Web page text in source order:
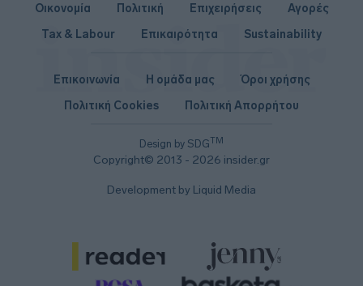
Οικονομία Πολιτική Επιχειρήσεις
Αγορές
Tax & Labour
Επικαιρότητα Sustainability
Design by SDGTM
Copyright© 2013 - 2026 insider.gr
Επικοινωνία Η ομάδα μας
Όροι χρήσης
Πολιτική Cookies
Πολιτική Απορρήτου
Development by Liquid Media